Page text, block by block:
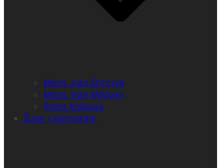
Mons. Ivan Štironja
Mons. Ivan Milovan
Popis biskupa
Župe i samostani